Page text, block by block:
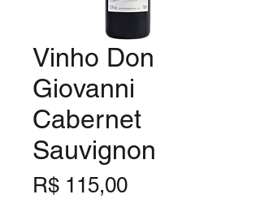
Vinho Don
Giovanni
Cabernet
Sauvignon
R$ 115,00Preço